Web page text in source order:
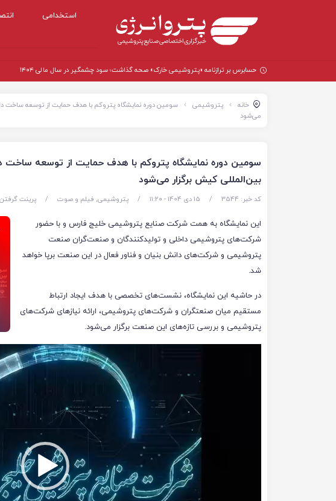
استخدامی
حسابرس بر ترازنامه «پتروشیمی خارک» صحه گذاشت؛ سود چشمگیر در سال مالی ۱۴۰۴
خانه پتروشیمی
می‌شود
بین‌المللی کیش برگزار می‌شود
کد خبر: 3544 / 15 دی 1404 - ۱۱:۲۰ / پتروشیمی, فیلم و صوت / پرینت گرفتن
این نمایشگاه به همت شرکت صنایع پتروشیمی خلیج فارس و با حضور
شرکت‌های پتروشیمی داخلی و تولیدکنندگان و صنعت‌گران صنعت
پتروشیمی و شرکت‌های دانش بنیان و فناور فعال در این صنعت برپا خواهد
شد.
در حاشیه این نمایشگاه، نشست‌های تخصصی با هدف ایجاد ارتباط
مستقیم میان صنعتگران و شرکت‌های پتروشیمی، ارائه نیازهای شرکت‌های
پتروشیمی و بررسی تازه‌های این صنعت برگزار می‌شود.